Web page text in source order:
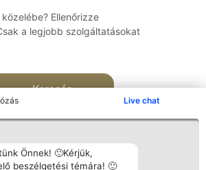
Live chat
Önnek! 🙂Kérjük,
beszélgetési témára! 🙂
Ellenőrizze
a legjobb szolgáltatásokat
Keresés